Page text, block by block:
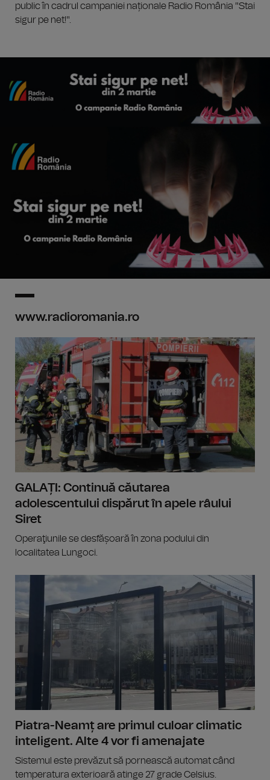
public în cadrul campaniei naționale Radio România "Stai
sigur pe net!".
www.radioromania.ro
GALAȚI: Continuă căutarea
adolescentului dispărut în apele râului
Siret
Operaţiunile se desfășoară în zona podului din
localitatea Lungoci.
Piatra-Neamț are primul culoar climatic
inteligent. Alte 4 vor fi amenajate
Sistemul este prevăzut să pornească automat când
temperatura exterioară atinge 27 grade Celsius.